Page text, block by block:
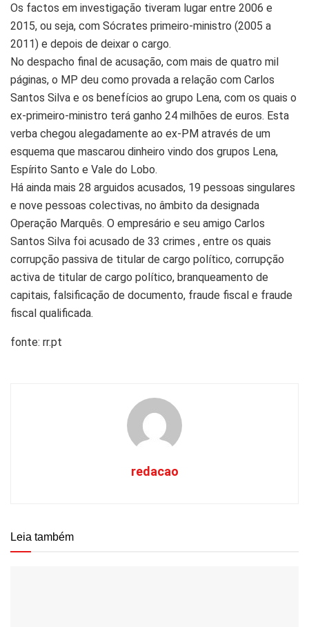
Os factos em investigação tiveram lugar entre 2006 e
2015, ou seja, com Sócrates primeiro-ministro (2005 a
2011) e depois de deixar o cargo.
No despacho final de acusação, com mais de quatro mil
páginas, o MP deu como provada a relação com Carlos
Santos Silva e os benefícios ao grupo Lena, com os quais o
ex-primeiro-ministro terá ganho 24 milhões de euros. Esta
verba chegou alegadamente ao ex-PM através de um
esquema que mascarou dinheiro vindo dos grupos Lena,
Espírito Santo e Vale do Lobo.
Há ainda mais 28 arguidos acusados, 19 pessoas singulares
e nove pessoas colectivas, no âmbito da designada
Operação Marquês. O empresário e seu amigo Carlos
Santos Silva foi acusado de 33 crimes , entre os quais
corrupção passiva de titular de cargo político, corrupção
activa de titular de cargo político, branqueamento de
capitais, falsificação de documento, fraude fiscal e fraude
fiscal qualificada.
fonte: rr.pt
redacao
Leia também